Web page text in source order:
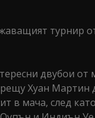
турнир
двубои от
Хуан Мартин
в мача, след